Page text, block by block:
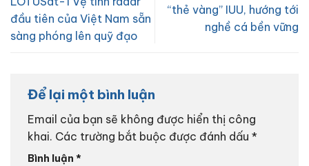
đầu tiên của Việt Nam sẵn
sàng phóng lên quỹ đạo
“thẻ vàng” IUU, hướng tới
nghề cá bền vững
Để lại một bình luận
Email của bạn sẽ không được hiển thị công
khai. Các trường bắt buộc được đánh dấu *
Bình luận *